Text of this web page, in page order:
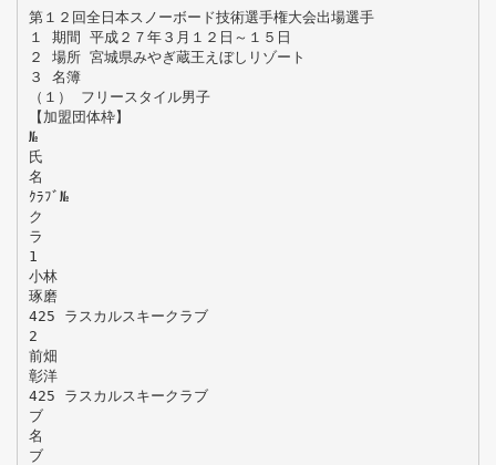
第１２回全日本スノーボード技術選手権大会出場選手
１ 期間 平成２７年３月１２日～１５日
２ 場所 宮城県みやぎ蔵王えぼしリゾート
３ 名簿
（１） フリースタイル男子
【加盟団体枠】
№
氏
名
ｸﾗﾌﾞ№
ク
ラ
1
小林
琢磨
425 ラスカルスキークラブ
2
前畑
彰洋
425 ラスカルスキークラブ
ブ
名
ブ